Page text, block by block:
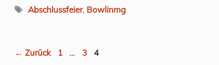
Schlagwörter
Abschlussfeier, Bowlinmg
← Zurück Seite
1 … Seite
3 Seite
4